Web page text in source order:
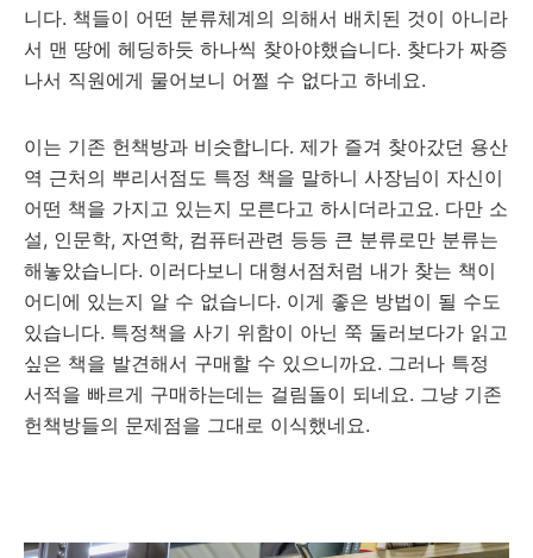
니다. 책들이 어떤 분류체계의 의해서 배치된 것이 아니라
서 맨 땅에 헤딩하듯 하나씩 찾아야했습니다. 찾다가 짜증
나서 직원에게 물어보니 어쩔 수 없다고 하네요.
이는 기존 헌책방과 비슷합니다. 제가 즐겨 찾아갔던 용산
역 근처의 뿌리서점도 특정 책을 말하니 사장님이 자신이
어떤 책을 가지고 있는지 모른다고 하시더라고요. 다만 소
설, 인문학, 자연학, 컴퓨터관련 등등 큰 분류로만 분류는
해놓았습니다. 이러다보니 대형서점처럼 내가 찾는 책이
어디에 있는지 알 수 없습니다. 이게 좋은 방법이 될 수도
있습니다. 특정책을 사기 위함이 아닌 쭉 둘러보다가 읽고
싶은 책을 발견해서 구매할 수 있으니까요. 그러나 특정
서적을 빠르게 구매하는데는 걸림돌이 되네요. 그냥 기존
헌책방들의 문제점을 그대로 이식했네요.